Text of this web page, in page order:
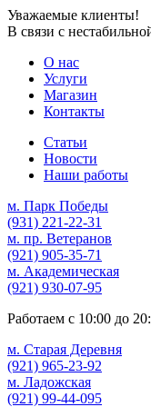
Уважаемые клиенты!
В связи с
О нас
Услуги
Магазин
Контакты
Статьи
Новости
Наши работы
м. Парк Победы
(931) 221-22-31
м. пр. Ветеранов
(921) 905-35-71
м. Академическая
(921) 930-07-95
Работаем с 10:00 до
м. Старая Деревня
(921) 965-23-92
м. Ладожская
(921) 99-44-095